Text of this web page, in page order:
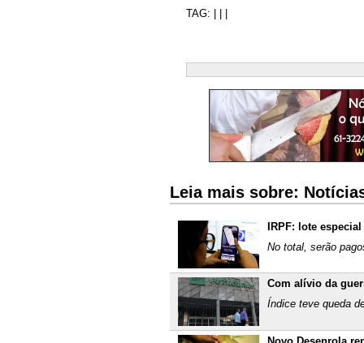
TAG: | | |
Leia mais sobre:
IRPF: lote
No total, serão
Com alívio da
Índice teve queda